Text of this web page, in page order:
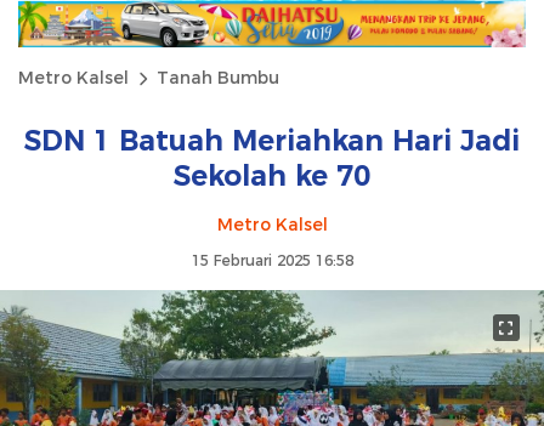
Metro Kalsel Tanah Bumbu
SDN 1 Batuah Meriahkan Hari Jadi
Sekolah ke 70
Metro Kalsel
15 Februari 2025 16:58